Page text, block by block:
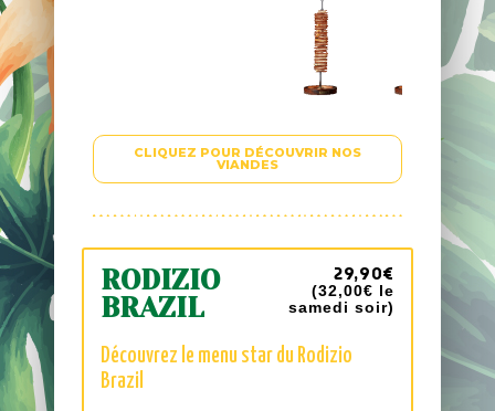
CLIQUEZ POUR DÉCOUVRIR NOS
VIANDES
RODIZIO
BRAZIL
29,90€
(32,00€ le
samedi soir)
Découvrez le menu star du Rodizio
Brazil